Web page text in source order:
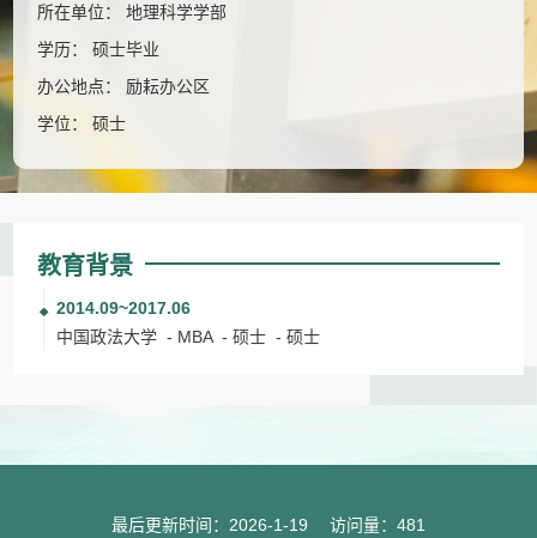
所在单位： 地理科学学部
学历： 硕士毕业
办公地点： 励耘办公区
学位： 硕士
教育背景
2014.09~2017.06
中国政法大学 - MBA - 硕士 - 硕士
最后更新时间： 2026-1-19 访问量： 481